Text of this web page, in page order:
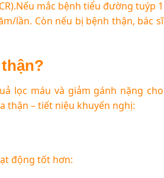
mắc bệnh tiểu đường tuýp 1
lần. Còn nếu bị bệnh thận, bác sĩ
lọc máu và giảm gánh nặng cho
thận – tiết niệu khuyến nghị:
động tốt hơn: